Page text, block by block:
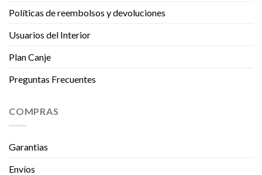
Políticas de reembolsos y devoluciones
Usuarios del Interior
Plan Canje
Preguntas Frecuentes
COMPRAS
Garantias
Envíos